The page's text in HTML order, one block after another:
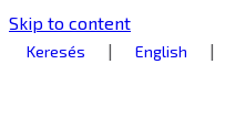
Skip to content
Keresés | English |